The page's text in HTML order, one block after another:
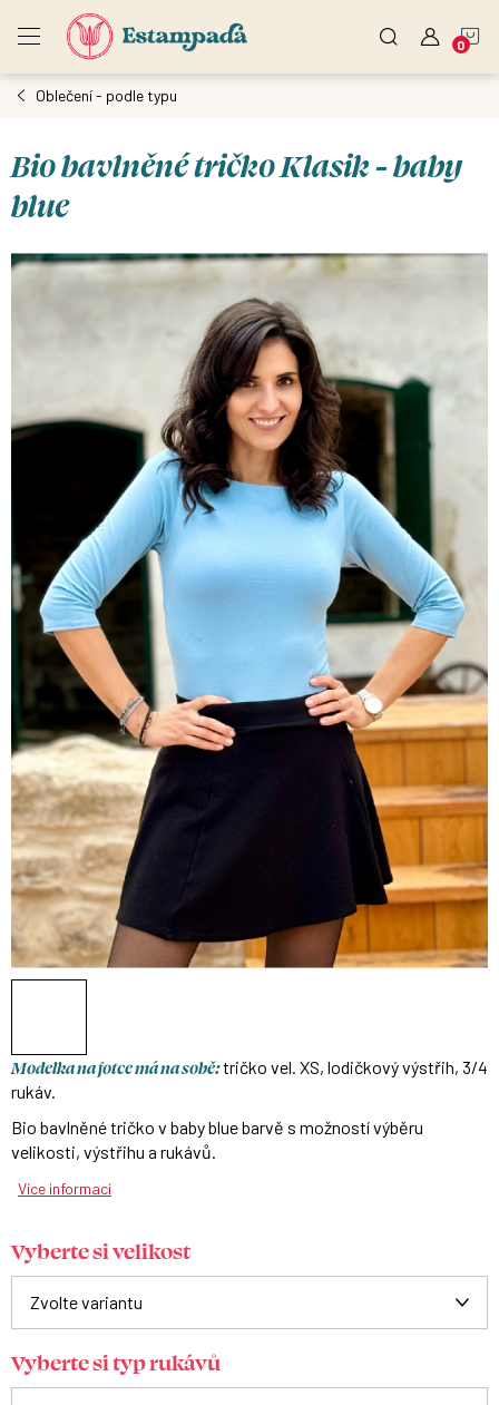
Oblečení - podle typu
Bio bavlněné tričko Klasik - baby
blue
Modelka na fotce má na sobě:tričko vel. XS, lodičkový výstřih, 3/4
rukáv.
Bio bavlněné tričko v baby blue barvě s možností výběru
velikosti, výstřihu a rukávů.
Více informací
Vyberte si velikost
Vyberte si typ rukávů